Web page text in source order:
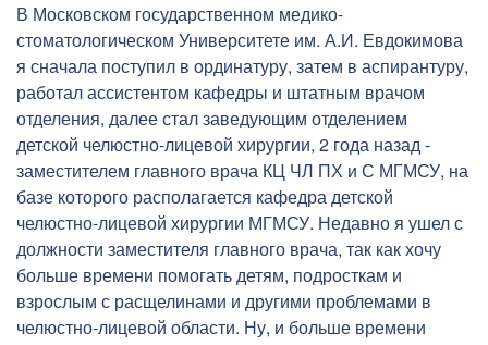
В Московском государственном медико-
стоматологическом Университете им. А.И. Евдокимова
я сначала поступил в ординатуру, затем в аспирантуру,
работал ассистентом кафедры и штатным врачом
отделения, далее стал заведующим отделением
детской челюстно-лицевой хирургии, 2 года назад -
заместителем главного врача КЦ ЧЛ ПХ и С МГМСУ, на
базе которого располагается кафедра детской
челюстно-лицевой хирургии МГМСУ. Недавно я ушел с
должности заместителя главного врача, так как хочу
больше времени помогать детям, подросткам и
взрослым с расщелинами и другими проблемами в
челюстно-лицевой области. Ну, и больше времени